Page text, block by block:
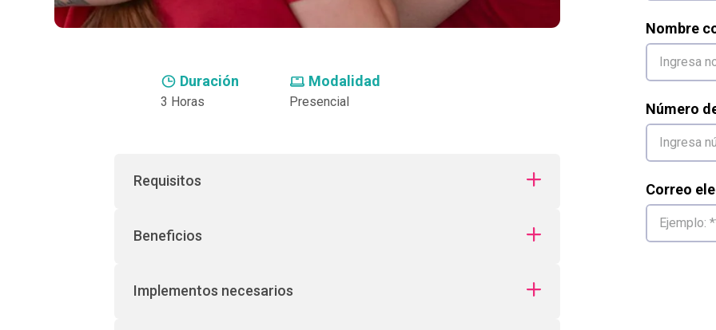
Duración
3 Horas
Modalidad
Presencial
Requisitos
Beneficios
Implementos necesarios
Nombre
Número
Correo